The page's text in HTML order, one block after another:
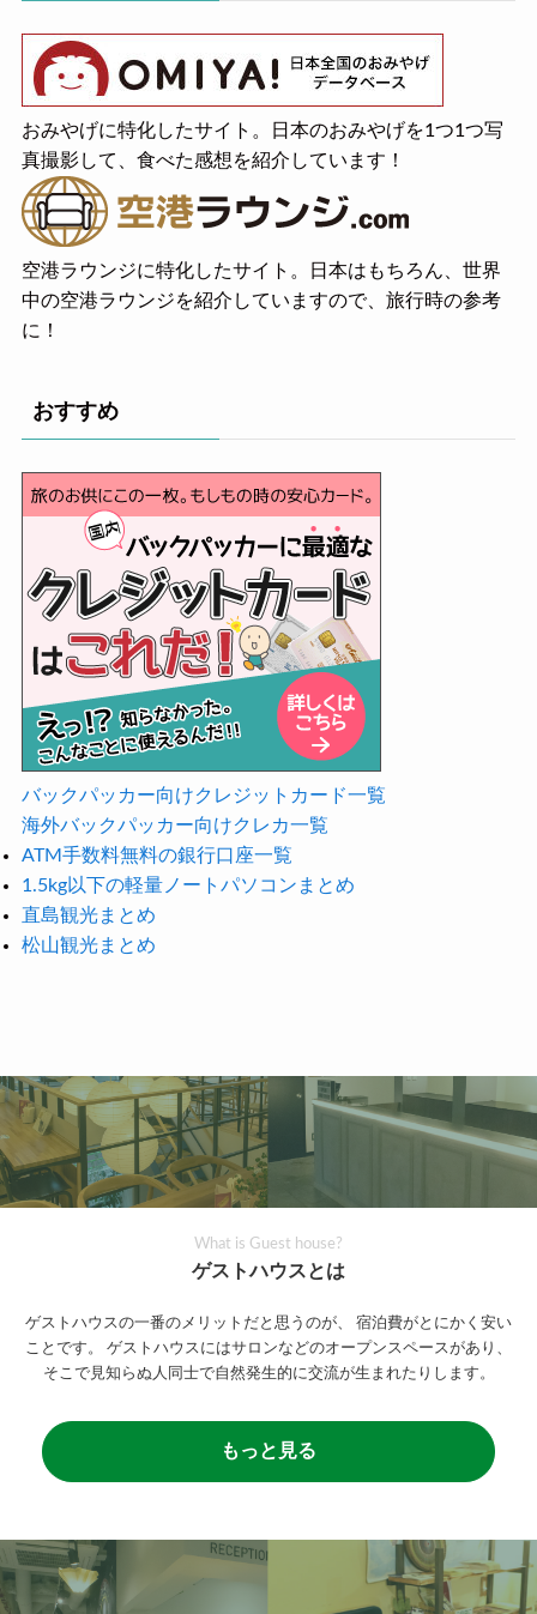
おみやげに特化したサイト。日本のおみやげを1つ1つ写
真撮影して、食べた感想を紹介しています！
空港ラウンジに特化したサイト。日本はもちろん、世界
中の空港ラウンジを紹介していますので、旅行時の参考
に！
おすすめ
バックパッカー向けクレジットカード一覧
海外バックパッカー向けクレカ一覧
ATM手数料無料の銀行口座一覧
1.5kg以下の軽量ノートパソコンまとめ
直島観光まとめ
松山観光まとめ
What is Guest house?
ゲストハウスとは
ゲストハウスの一番のメリットだと思うのが、
宿泊費がとにかく安い
ことです。
ゲストハウスにはサロンなどのオープンスペースがあり、
そこで見知らぬ人同士で自然発生的に交流が生まれたりします。
もっと見る